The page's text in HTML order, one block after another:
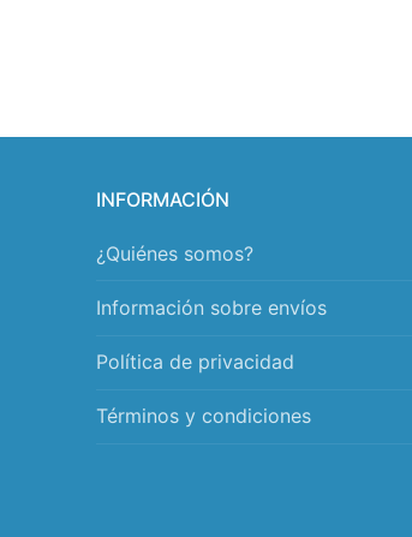
INFORMACIÓN
¿Quiénes somos?
Información sobre envíos
Política de privacidad
Términos y condiciones